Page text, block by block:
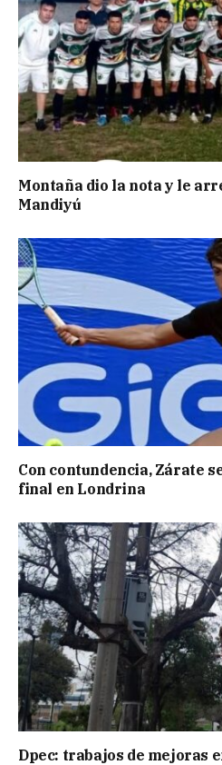
Montaña dio la nota y le
Mandiyú
Con contundencia, Zárate
final en Londrina
Dpec: trabajos de mejoras